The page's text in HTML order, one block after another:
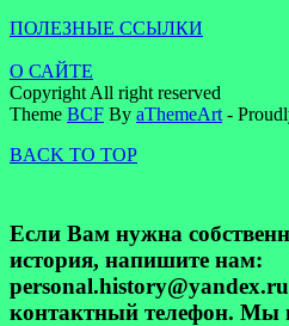
ПОЛЕЗНЫЕ ССЫЛКИ
О САЙТЕ
Copyright All right reserved
Theme BCF By aThemeArt -
BACK TO TOP
Если Вам нужна
история, напишите нам:
контактный телефон. Мы